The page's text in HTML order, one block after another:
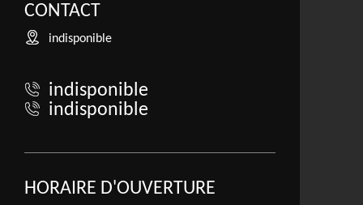
CONTACT
indisponible
indisponible
indisponible
HORAIRE D'OUVERTURE